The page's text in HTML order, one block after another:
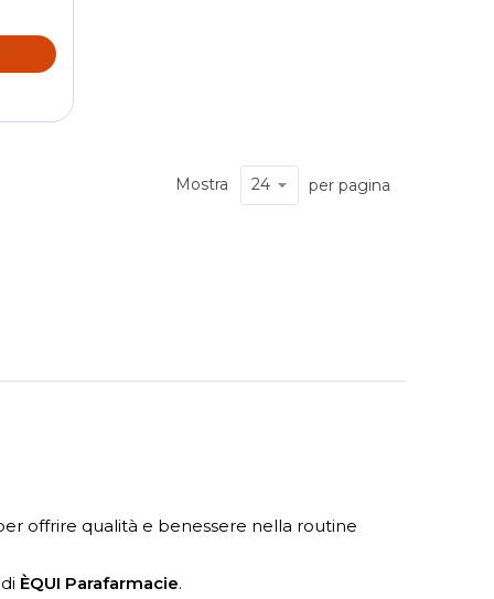
Mostra per pagina
offrire qualità e benessere nella routine
ÈQUI Parafarmacie.